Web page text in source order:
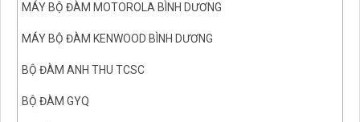
MÁY BỘ ĐÀM MOTOROLA BÌNH DƯƠNG
MÁY BỘ ĐÀM KENWOOD BÌNH DƯƠNG
BỘ ĐÀM ANH THU TCSC
BỘ ĐÀM GYQ